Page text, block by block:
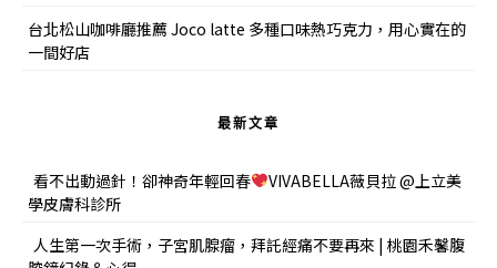
台北松山咖啡廳推薦 Joco latte 多種口味熱巧克力，用心實在的
一間好店
最新文章
看不出動過針！卻神奇年輕回春
VIVABELLA薇貝拉 @上立美
學皮膚科診所
人生第一次手術，子宮肌腺瘤，拜託經痛不要再來 | 桃園禾馨腹